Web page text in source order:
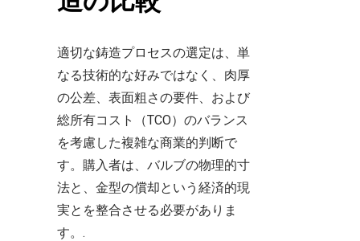
適切な鋳造プロセスの選定は、単
なる技術的な好みではなく、肉厚
の公差、表面粗さの要件、および
総所有コスト（TCO）のバランス
を考慮した複雑な商業的判断で
す。購入者は、バルブの物理的寸
法と、金型の償却という経済的現
実とを整合させる必要がありま
す。.